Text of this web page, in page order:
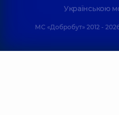
Українською
МС «Добробут» 2012 -